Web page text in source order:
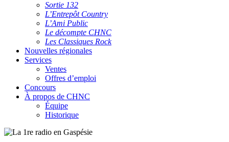
Sortie 132
L’Entrepôt Country
L’Ami Public
Le décompte CHNC
Les Classiques Rock
Nouvelles régionales
Services
Ventes
Offres d’emploi
Concours
À propos de CHNC
Équipe
Historique